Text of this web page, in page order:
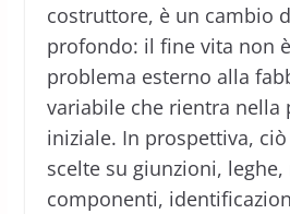
costruttore, è un cambio
profondo: il fine vita non
problema esterno alla
variabile che rientra nella
iniziale. In prospettiva,
scelte su giunzioni,
componenti,